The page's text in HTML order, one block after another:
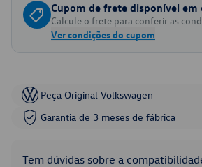
Cupom de frete disponível em
Calcule o frete para conferir as
Ver condições do cupom
Peça Original Volkswagen
Garantia de 3 meses de fábrica
Tem dúvidas sobre a